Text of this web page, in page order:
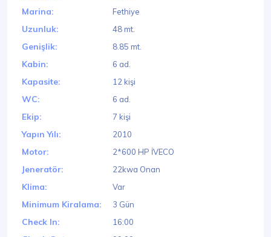
Marina: Fethiye
Uzunluk: 48 mt.
Genişlik: 8.85 mt.
Kabin: 6 ad.
Kapasite: 12 kişi
WC: 6 ad.
Ekip: 7 kişi
Yapın Yılı: 2010
Motor: 2*600 HP İVECO
Jeneratör: 22kwa Onan
Klima: Var
Minimum Kiralama: 3 Gün
Check In: 16:00